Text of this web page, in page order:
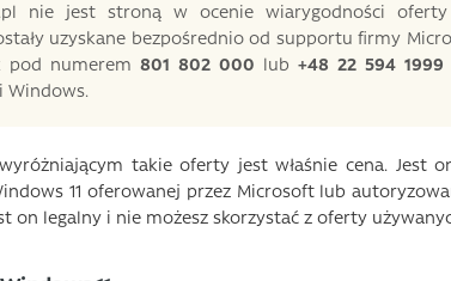
nie jest stroną w ocenie wiarygodności
uzyskane bezpośrednio od supportu firmy
pod numerem 801 802 000 lub +48 22 594 1999
Windows.
takie oferty jest właśnie cena. Jest
11 oferowanej przez Microsoft lub
on legalny i nie możesz skorzystać z oferty